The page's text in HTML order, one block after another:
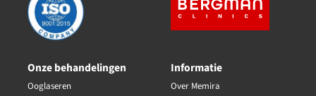
Onze behandelingen
Ooglaseren
Informatie
Over Memira